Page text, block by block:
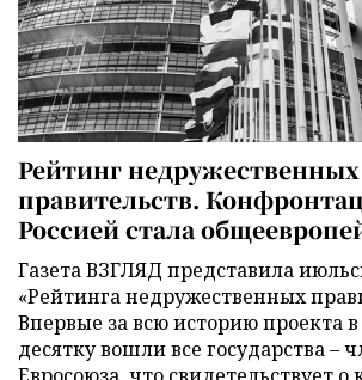
Рейтинг недружественных
правительств.
Россией стала
Газета ВЗГЛЯД представила
«Рейтинга недружественных
Впервые за всю историю проекта
десятку вошли все государства –
Евросоюза, что свидетельствует о